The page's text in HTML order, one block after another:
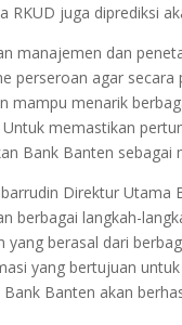
RKUD juga diprediksi
manajemen dan
perseroan agar secara
mampu menarik
memastikan
Bank Banten sebagai
Direktur
berbagai langkah-
yang berasal dari
yang bertujuan
Bank Banten akan